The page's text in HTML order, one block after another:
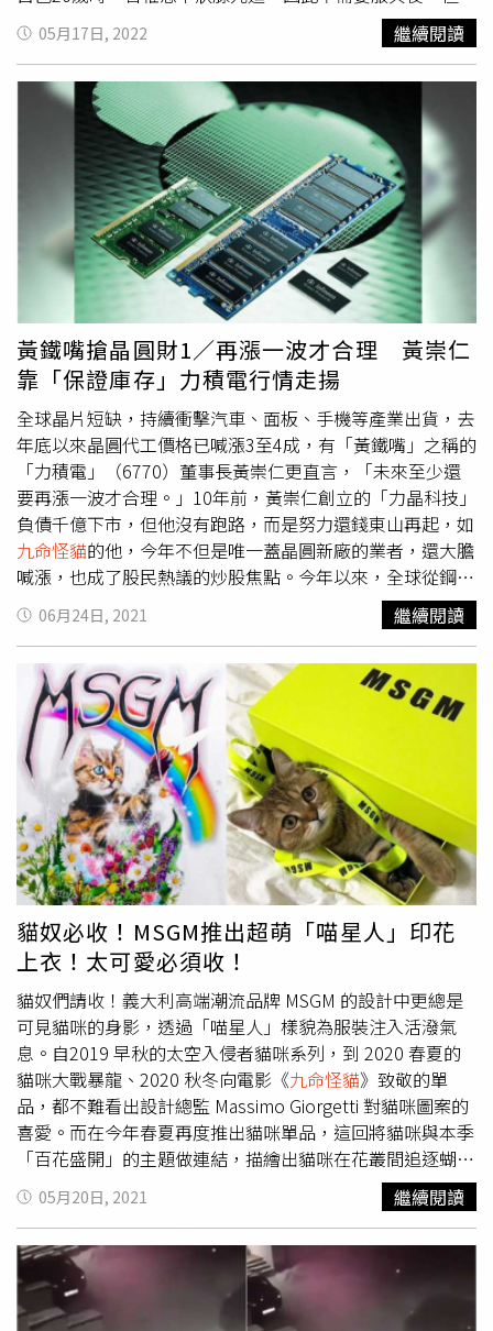
時發病時，暴瘦了30公斤，心跳更是維持在每分鐘在150下
的狀態，每回吃完東西，半小時就去廁所拉出來，也因為這
樣一度辦理休學，所以面對這次疫情升溫，涂晨洋更是希望
自己可以比別人做足更多準備，「除了疫苗打好打滿外，還
有健康的飲食，並配合運動的鍛鍊。」愛美的涂晨洋笑說，
自己從裡到外都愛保養，全身的毛髮也都要「整理」乾淨，
但碰上疫情現在已經不是營業額損失的問題，反而是擔心被
客人傳染而確診，涂晨洋說：「得知陸續有五位客人確診，
當下的心情非常忐忑不安，雖然我疫苗已經打好打滿，服務
客人時全程戴口罩，顧客離開後也會全面清消，但是病毒太
狡猾，深怕一不小心自己也確診，擔心到甚至做惡夢。」
05月17日, 2022 繼續閱讀
黃鐵嘴搶晶圓財1／再漲一波才合理 黃崇仁
靠「保證庫存」力積電行情走揚
全球晶片短缺，持續衝擊汽車、面板、手機等產業出貨，去
年底以來晶圓代工價格已喊漲3至4成，有「黃鐵嘴」之稱的
「力積電」（6770）董事長黃崇仁更直言，「未來至少還
要再漲一波才合理。」10年前，黃崇仁創立的「力晶科技」
負債千億下市，但他沒有跑路，而是努力還錢東山再起，如
九命怪貓的他，今年不但是唯一蓋晶圓新廠的業者，還大膽
喊漲，也成了股民熱議的炒股焦點。今年以來，全球從鋼材
木材到晶片狂吹「缺貨風」，也帶起「漲價潮」，在全球半
導體供應鏈占關鍵位置的台灣，因此掌握了發言權。力積電
董事長黃崇仁7日受訪時公開喊出，「現在晶圓製造廠占上
風，如果IC設計客戶毛利率超過我的，我一定漲價！」引發
股民議論「炒股」題材。對於全球晶片荒，力積電董事長黃
崇仁樂觀表示，晶圓代工價格未來還會有一波調漲。（圖／
報系資料庫）71歲的黃崇仁，原是「力晶科技」（力晶）董
事長，10年前力晶下市後，他力拚東山再起重組為力積電，
去年重新上櫃。在台灣半導體產業中，黃崇仁算是唯一經歷
公司下市又上櫃的董事長，如今因晶片大缺貨，他宛如一尾
活龍再度走路有風。「自去年底以來，晶圓代工價格已上漲
30％至40％，預計至少還要再漲一波才合理，也一定會再
度調漲。」黃崇仁直言，半導體產能未來只會愈來愈吃緊，
「特別是在8吋及12吋成熟製程部分。」隨著汽車製造使用
愈來愈多電子產品，對晶片的需求大增，因此在這波缺貨潮
中，也連帶受到影響。（圖／張文玠攝）隨著汽車製造使用
愈來愈多電子產品，對晶片的需求大增，因此在這波缺貨潮
中，也連帶受到影響。（圖／王永泰攝）黃崇仁之所以敢說
話大聲，有2個原因，一是全球晶圓代工產能仍有大缺口，
二是力積電掌握了「保證庫存」的產能，且放膽擴充產能。
一位法人指出，「力積電的晶圓出貨價格過去雖然低於聯電
等一線代工廠，但缺貨造成產品價格上揚，兩者差距已縮
小，而且帶動接下來幾季的毛利率走高。」力積電今年第1
季營收達新台幣132.39億元，季增14％，擠下原本排名第6
的「高塔半導體」，連帶使股價從年初每股50元到6月21日
收盤67.3元。力積電今年第一季營收達新台幣132.39億元，
擠下「高塔半導體」，連帶使股價從年初的50元，一路漲至
6月21日收盤價67.3元。（圖／翻攝自鉅亨網）
06月24日, 2021 繼續閱讀
貓奴必收！MSGM推出超萌「喵星人」印花
上衣！太可愛必須收！
貓奴們請收！義大利高端潮流品牌 MSGM 的設計中更總是
可見貓咪的身影，透過「喵星人」樣貌為服裝注入活潑氣
息。自2019 早秋的太空入侵者貓咪系列，到 2020 春夏的
貓咪大戰暴龍、2020 秋冬向電影《九命怪貓》致敬的單
品，都不難看出設計總監 Massimo Giorgetti 對貓咪圖案的
喜愛。而在今年春夏再度推出貓咪單品，這回將貓咪與本季
「百花盛開」的主題做連結，描繪出貓咪在花叢間追逐蝴蝶
的異想世界，鮮豔搶眼的高調色彩設計，讓夏天更多彩，保
證貓奴們超喜愛！（圖／品牌提供）貓咪撲蝶印花共推出三
款上衣，除夏日必備的 T-shirt 外，也推出薄紗下擺 的拼接
設計上衣更添女性氣質，貓奴們必收。貓咪撲蝶粉色薄紗拼
接上衣16,800元、黑色短袖上衣9,500元、黑色斜口袖上衣
9,300元（圖／品牌提供）
05月20日, 2021 繼續閱讀